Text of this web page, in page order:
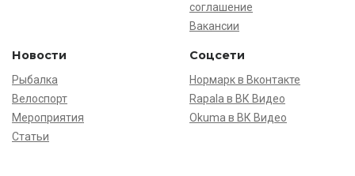
соглашение
Вакансии
Новости
Рыбалка
Велоспорт
Мероприятия
Статьи
Соцсети
Нормарк в Вконтакте
Rapala в ВК Видео
Okuma в ВК Видео